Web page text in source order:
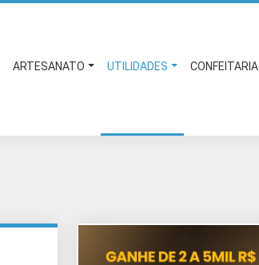
ARTESANATO UTILIDADES CONFEITARIA